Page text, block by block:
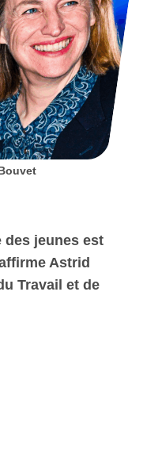
des jeunes est
Astrid
Travail et de